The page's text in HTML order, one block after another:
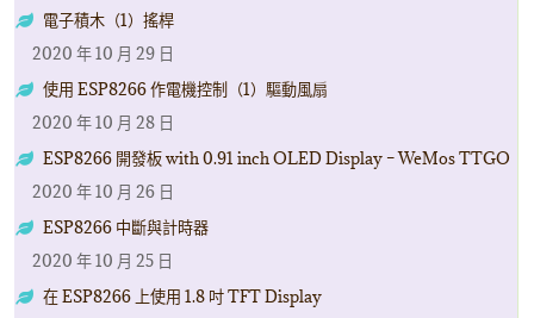
電子積木（1）搖桿
2020 年 10 月 29 日
使用 ESP8266 作電機控制（1）驅動風扇
2020 年 10 月 28 日
ESP8266 開發板 with 0.91 inch OLED Display – WeMos TTGO
2020 年 10 月 26 日
ESP8266 中斷與計時器
2020 年 10 月 25 日
在 ESP8266 上使用 1.8 吋 TFT Display